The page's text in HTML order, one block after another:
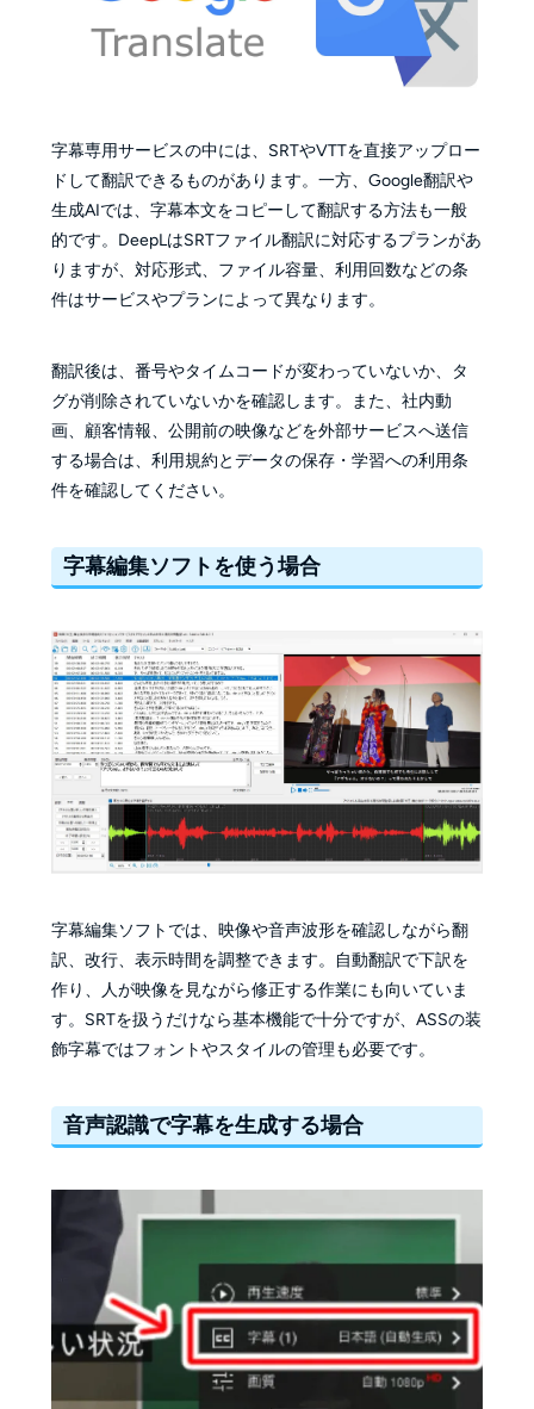
字幕専用サービスの中には、SRTやVTTを直接アップロー
ドして翻訳できるものがあります。一方、Google翻訳や
生成AIでは、字幕本文をコピーして翻訳する方法も一般
的です。DeepLはSRTファイル翻訳に対応するプランがあ
りますが、対応形式、ファイル容量、利用回数などの条
件はサービスやプランによって異なります。
翻訳後は、番号やタイムコードが変わっていないか、タ
グが削除されていないかを確認します。また、社内動
画、顧客情報、公開前の映像などを外部サービスへ送信
する場合は、利用規約とデータの保存・学習への利用条
件を確認してください。
字幕編集ソフトを使う場合
字幕編集ソフトでは、映像や音声波形を確認しながら翻
訳、改行、表示時間を調整できます。自動翻訳で下訳を
作り、人が映像を見ながら修正する作業にも向いていま
す。SRTを扱うだけなら基本機能で十分ですが、ASSの装
飾字幕ではフォントやスタイルの管理も必要です。
音声認識で字幕を生成する場合